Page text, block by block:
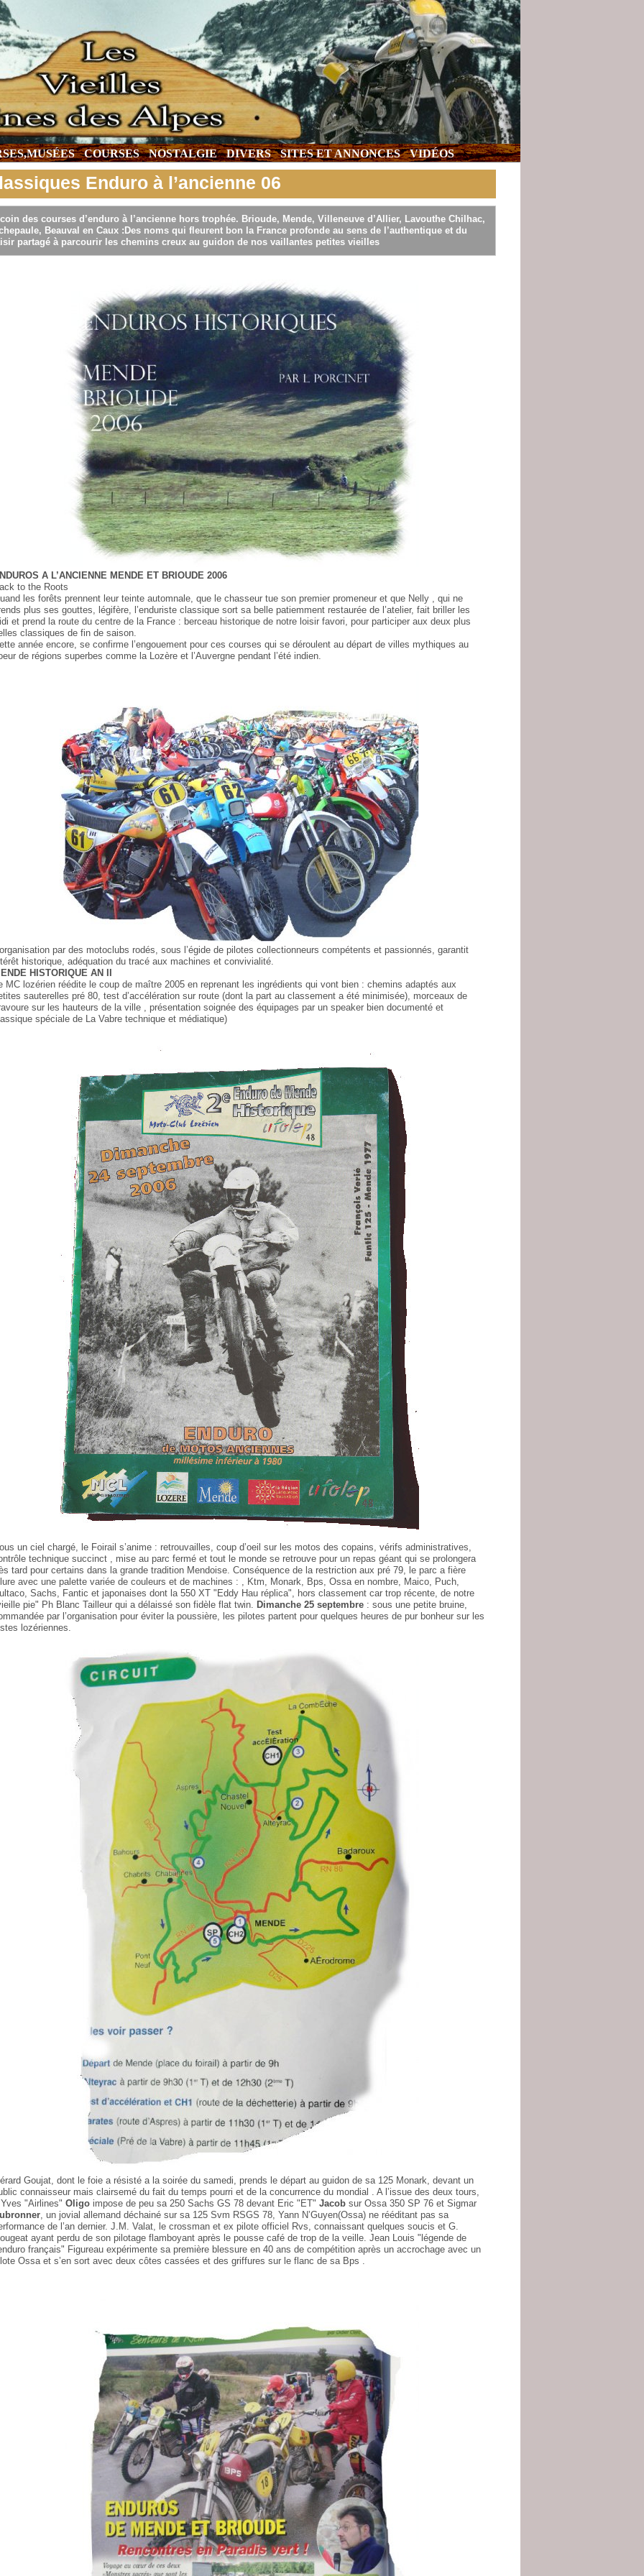
COURSES NOSTALGIE DIVERS SITES ET ANNONCES VIDÉOS
Enduro à l’ancienne 06
des courses d’enduro à l’ancienne hors trophée. Brioude, Mende, Villeneuve d’Allier, Lavouthe Chilhac,
Beauval en Caux :Des noms qui fleurent bon la France profonde au sens de l’authentique et du
partagé à parcourir les chemins creux au guidon de nos vaillantes petites vieilles
A L’ANCIENNE MENDE ET BRIOUDE 2006
to the Roots
les forêts prennent leur teinte automnale, que le chasseur tue son premier promeneur et que Nelly , qui ne
plus ses gouttes, légifère, l’enduriste classique sort sa belle patiemment restaurée de l’atelier, fait briller les
et prend la route du centre de la France : berceau historique de notre loisir favori, pour participer aux deux plus
classiques de fin de saison.
année encore, se confirme l’engouement pour ces courses qui se déroulent au départ de villes mythiques au
de régions superbes comme la Lozère et l’Auvergne pendant l’été indien.
par des motoclubs rodés, sous l’égide de pilotes collectionneurs compétents et passionnés, garantit
historique, adéquation du tracé aux machines et convivialité.
HISTORIQUE AN II
MC lozérien réédite le coup de maître 2005 en reprenant les ingrédients qui vont bien : chemins adaptés aux
sauterelles pré 80, test d’accélération sur route (dont la part au classement a été minimisée), morceaux de
sur les hauteurs de la ville , présentation soignée des équipages par un speaker bien documenté et
spéciale de La Vabre technique et médiatique)
un ciel chargé, le Foirail s’anime : retrouvailles, coup d’oeil sur les motos des copains, vérifs administratives,
technique succinct , mise au parc fermé et tout le monde se retrouve pour un repas géant qui se prolongera
tard pour certains dans la grande tradition Mendoise. Conséquence de la restriction aux pré 79, le parc a fière
avec une palette variée de couleurs et de machines : , Ktm, Monark, Bps, Ossa en nombre, Maico, Puch,
Sachs, Fantic et japonaises dont la 550 XT "Eddy Hau réplica", hors classement car trop récente, de notre
pie" Ph Blanc Tailleur qui a délaissé son fidèle flat twin. Dimanche 25 septembre : sous une petite bruine,
par l’organisation pour éviter la poussière, les pilotes partent pour quelques heures de pur bonheur sur les
lozériennes.
Goujat, dont le foie a résisté a la soirée du samedi, prends le départ au guidon de sa 125 Monark, devant un
connaisseur mais clairsemé du fait du temps pourri et de la concurrence du mondial . A l’issue des deux tours,
"Airlines" Oligo impose de peu sa 250 Sachs GS 78 devant Eric "ET" Jacob sur Ossa 350 SP 76 et Sigmar
, un jovial allemand déchainé sur sa 125 Svm RSGS 78, Yann N’Guyen(Ossa) ne rééditant pas sa
de l’an dernier. J.M. Valat, le crossman et ex pilote officiel Rvs, connaissant quelques soucis et G.
ayant perdu de son pilotage flamboyant après le pousse café de trop de la veille. Jean Louis "légende de
français" Figureau expérimente sa première blessure en 40 ans de compétition après un accrochage avec un
Ossa et s’en sort avec deux côtes cassées et des griffures sur le flanc de sa Bps .